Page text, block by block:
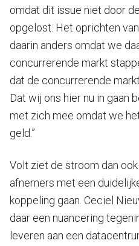
omdat dit issue niet door
opgelost. Het oprichten
daarin anders omdat we
concurrerende markt
dat de concurrerende
Dat wij ons hier nu in gaan
met zich mee omdat we
geld.”
Volt ziet de stroom dan
afnemers met een
koppeling gaan. Ceciel
daar een nuancering
leveren aan een